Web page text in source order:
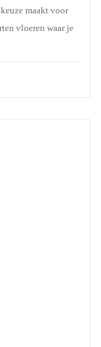
maakt voor
vloeren waar je